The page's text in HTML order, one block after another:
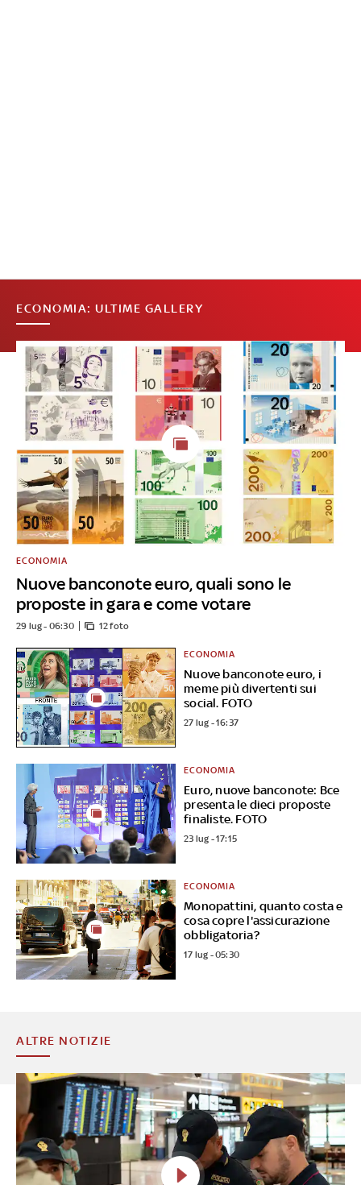
ECONOMIA: ULTIME GALLERY
Nuove banconote euro, quali sono le
proposte in gara e come votare
ECONOMIA
29 lug - 06:30 12 foto
Nuove banconote euro, i
meme più divertenti sui
social. FOTO
ECONOMIA
27 lug - 16:37
Euro, nuove banconote: Bce
presenta le dieci proposte
finaliste. FOTO
ECONOMIA
23 lug - 17:15
Monopattini, quanto costa e
cosa copre l'assicurazione
obbligatoria?
ECONOMIA
17 lug - 05:30
ALTRE NOTIZIE